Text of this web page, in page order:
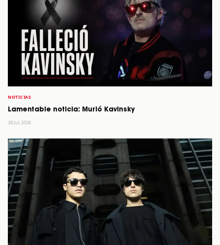
NOTICIAS
Lamentable noticia: Murió Kavinsky
29 Jul, 2026